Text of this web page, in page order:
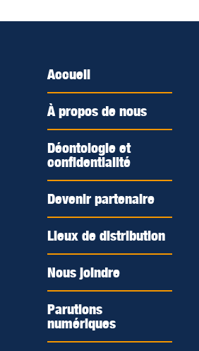
Accueil
À propos de nous
Déontologie et
confidentialité
Devenir partenaire
Lieux de distribution
Nous joindre
Parutions
numériques